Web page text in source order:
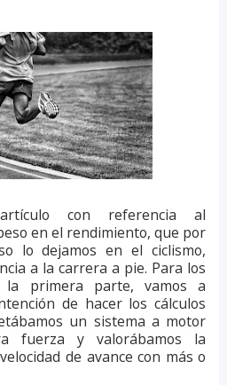
con referencia al
en el rendimiento, que por
lo dejamos en el ciclismo,
a la carrera a pie. Para los
primera parte, vamos a
de hacer los cálculos
un sistema a motor
fuerza y valorábamos la
de avance con más o